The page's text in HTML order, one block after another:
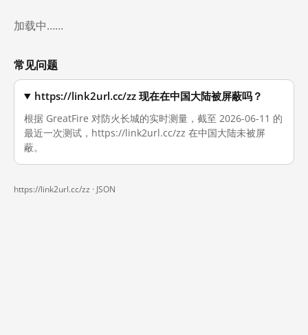
加载中……
常见问题
https://link2url.cc/zz 现在在中国大陆被屏蔽吗？
根据 GreatFire 对防火长城的实时测量，截至 2026-06-11 的
最近一次测试，https://link2url.cc/zz 在中国大陆未被屏
蔽。
https://link2url.cc/zz · JSON